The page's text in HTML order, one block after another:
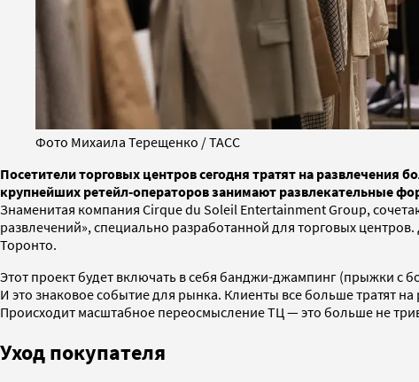
Фото Михаила Терещенко / ТАСС
Посетители торговых центров сегодня тратят на
крупнейших ретейл-операторов занимают развлекательные
Знаменитая компания Cirque du Soleil Entertainment Group,
развлечений», специально разработанной для торговых
Торонто.
Этот проект будет включать в себя банджи-джампинг (прыжки с
И это знаковое событие для рынка. Клиенты все больше тратят
Происходит масштабное переосмысление ТЦ — это больше не
Уход покупателя